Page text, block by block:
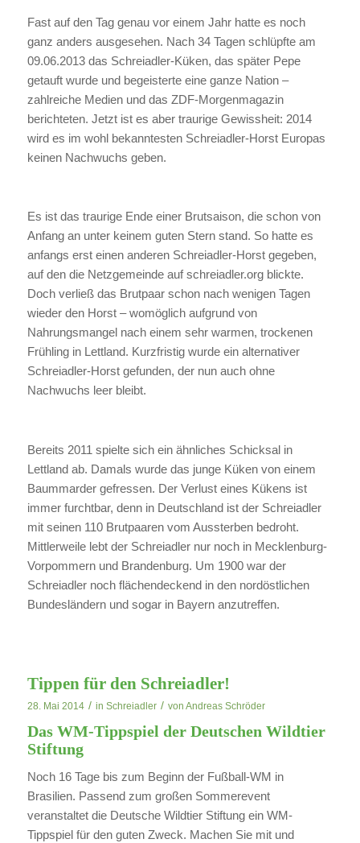
Fast auf den Tag genau vor einem Jahr hatte es noch
ganz anders ausgesehen. Nach 34 Tagen schlüpfte am
09.06.2013 das Schreiadler-Küken, das später Pepe
getauft wurde und begeisterte eine ganze Nation –
zahlreiche Medien und das ZDF-Morgenmagazin
berichteten. Jetzt ist es aber traurige Gewissheit: 2014
wird es im wohl bekanntesten Schreiadler-Horst Europas
keinen Nachwuchs geben.
Es ist das traurige Ende einer Brutsaison, die schon von
Anfang an unter keinem guten Stern stand. So hatte es
anfangs erst einen anderen Schreiadler-Horst gegeben,
auf den die Netzgemeinde auf schreiadler.org blickte.
Doch verließ das Brutpaar schon nach wenigen Tagen
wieder den Horst – womöglich aufgrund von
Nahrungsmangel nach einem sehr warmen, trockenen
Frühling in Lettland. Kurzfristig wurde ein alternativer
Schreiadler-Horst gefunden, der nun auch ohne
Nachwuchs leer bleibt.
Bereits 2011 spielte sich ein ähnliches Schicksal in
Lettland ab. Damals wurde das junge Küken von einem
Baummarder gefressen. Der Verlust eines Kükens ist
immer furchtbar, denn in Deutschland ist der Schreiadler
mit seinen 110 Brutpaaren vom Aussterben bedroht.
Mittlerweile lebt der Schreiadler nur noch in Mecklenburg-
Vorpommern und Brandenburg. Um 1900 war der
Schreiadler noch flächendeckend in den nordöstlichen
Bundesländern und sogar in Bayern anzutreffen.
Tippen für den Schreiadler!
28. Mai 2014 / in Schreiadler / von Andreas Schröder
Das WM-Tippspiel der Deutschen Wildtier
Stiftung
Noch 16 Tage bis zum Beginn der Fußball-WM in
Brasilien. Passend zum großen Sommerevent
veranstaltet die Deutsche Wildtier Stiftung ein WM-
Tippspiel für den guten Zweck. Machen Sie mit und